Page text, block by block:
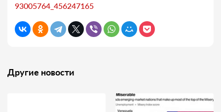
93005764_456247165
Другие новости